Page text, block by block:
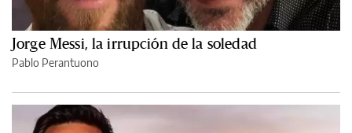
Jorge Messi, la irrupción de la soledad
Pablo Perantuono